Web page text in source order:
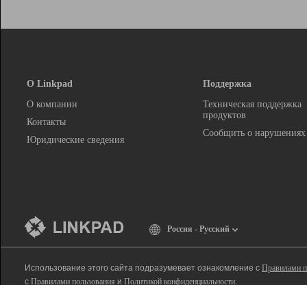
О Linkpad
О компании
Контакты
Юридические сведения
Поддержка
Техническая поддержка
продуктов
Сообщить о нарушениях
Россия - Русский
Использование этого сайта подразумевает ознакомление с Правилами
с Правилами пользования и Политикой конфиденциальности.